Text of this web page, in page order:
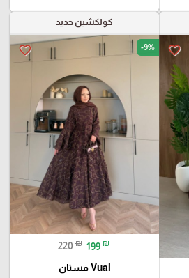
favorite_border
كولكشين جديد
favorite_border -9%
220 ₪ 199 ₪
Vual فستان